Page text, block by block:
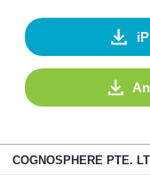
COGNOSPHERE PTE.